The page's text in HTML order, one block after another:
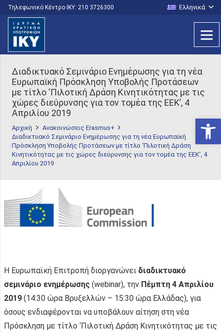
Τηλεφωνικό Κέντρο IKY: 210 3726300 Ελληνικά
Διαδικτυακό Σεμινάριο Ενημέρωσης για τη νέα
Ευρωπαϊκή Πρόσκληση Υποβολής Προτάσεων
με τίτλο ‘Πιλοτική Δράση Κινητικότητας με τις
χώρες διεύρυνσης για τον τομέα της ΕΕΚ’, 4
Απριλίου 2019
Αρχική
Ανακοινώσεις Erasmus+
Διαδικτυακό Σεμινάριο Ενημέρωσης για τη νέα Ευρωπαϊκή
Πρόσκληση Υποβολής Προτάσεων με τίτλο ‘Πιλοτική Δράση
Κινητικότητας με τις χώρες διεύρυνσης για τον τομέα της ΕΕΚ’, 4
Απριλίου 2019
Η Ευρωπαϊκή Επιτροπή διοργανώνει διαδικτυακό
σεμινάριο ενημέρωσης (webinar), την Πέμπτη 4 Απριλίου
2019 (14:30 ώρα Βρυξελλών – 15:30 ώρα Ελλάδας), για
όσους ενδιαφέρονται να υποβάλουν αίτηση στη νέα
Πρόσκληση με τίτλο ‘Πιλοτική Δράση Κινητικότητας με τις